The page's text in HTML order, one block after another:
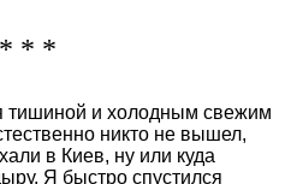
* * *
тишиной и холодным свежим
никто не вышел,
в Киев, ну или куда
Я быстро спустился